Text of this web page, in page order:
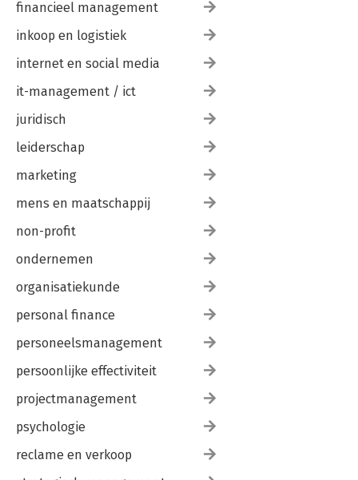
financieel management
inkoop en logistiek
internet en social media
it-management / ict
juridisch
leiderschap
marketing
mens en maatschappij
non-profit
ondernemen
organisatiekunde
personal finance
personeelsmanagement
persoonlijke effectiviteit
projectmanagement
psychologie
reclame en verkoop